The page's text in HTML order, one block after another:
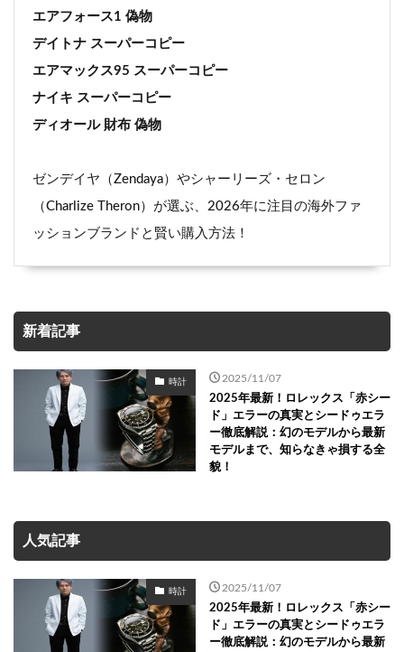
エアフォース1 偽物
デイトナ スーパーコピー
エアマックス95 スーパーコピー
ナイキ スーパーコピー
ディオール 財布 偽物
ゼンデイヤ（Zendaya）やシャーリーズ・セロン
（Charlize Theron）が選ぶ、2026年に注目の海外ファ
ッションブランドと賢い購入方法！
新着記事
時計 2025/11/07
2025年最新！ロレックス「赤シー
ド」エラーの真実とシードゥエラ
ー徹底解説：幻のモデルから最新
モデルまで、知らなきゃ損する全
貌！
人気記事
時計 2025/11/07
2025年最新！ロレックス「赤シー
ド」エラーの真実とシードゥエラ
ー徹底解説：幻のモデルから最新